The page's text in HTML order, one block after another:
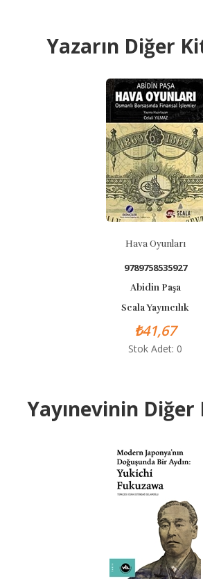
Yazarın Diğer
Hava Oyunları
9789758535927
Abidin Paşa
Scala Yayıncılık
₺41,67
Stok Adet: 0
Yayınevinin Diğer